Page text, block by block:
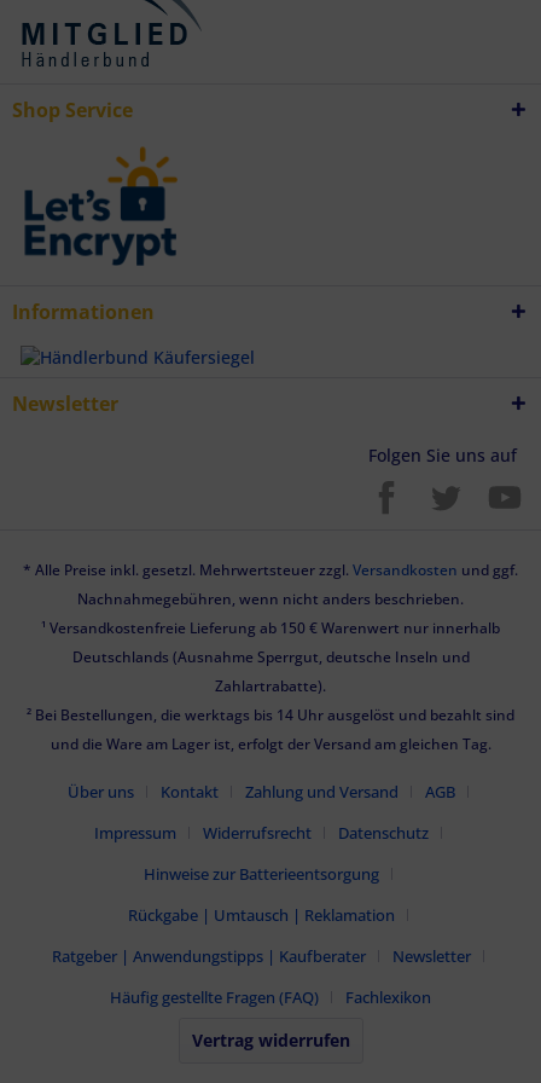
Shop Service
Informationen
Newsletter
Folgen Sie uns auf
* Alle Preise inkl. gesetzl. Mehrwertsteuer zzgl. Versandkosten und ggf.
Nachnahmegebühren, wenn nicht anders beschrieben.
¹ Versandkostenfreie Lieferung ab 150 € Warenwert nur innerhalb
Deutschlands (Ausnahme Sperrgut, deutsche Inseln und
Zahlartrabatte).
² Bei Bestellungen, die werktags bis 14 Uhr ausgelöst und bezahlt sind
und die Ware am Lager ist, erfolgt der Versand am gleichen Tag.
Über uns Kontakt Zahlung und Versand
AGB
Impressum
Widerrufsrecht
Datenschutz
Hinweise zur Batterieentsorgung
Rückgabe | Umtausch | Reklamation
Ratgeber | Anwendungstipps | Kaufberater
Newsletter
Häufig gestellte Fragen (FAQ)
Fachlexikon
Vertrag widerrufen